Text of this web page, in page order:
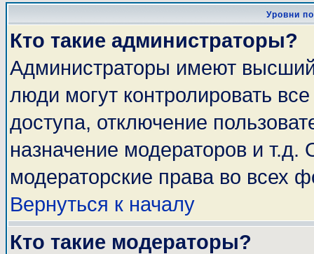
Уровни
Кто такие администраторы?
Администраторы имеют
люди могут контролировать
доступа, отключение
назначение модераторов и
модераторские права во всех
Вернуться к началу
Кто такие модераторы?